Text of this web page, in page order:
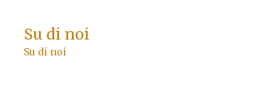
Su di noi
Su di noi